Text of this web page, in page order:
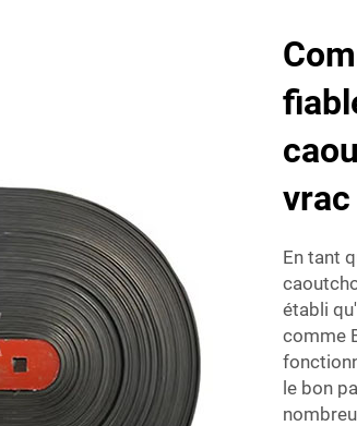
vrac
En tant
établi
comme
le bon